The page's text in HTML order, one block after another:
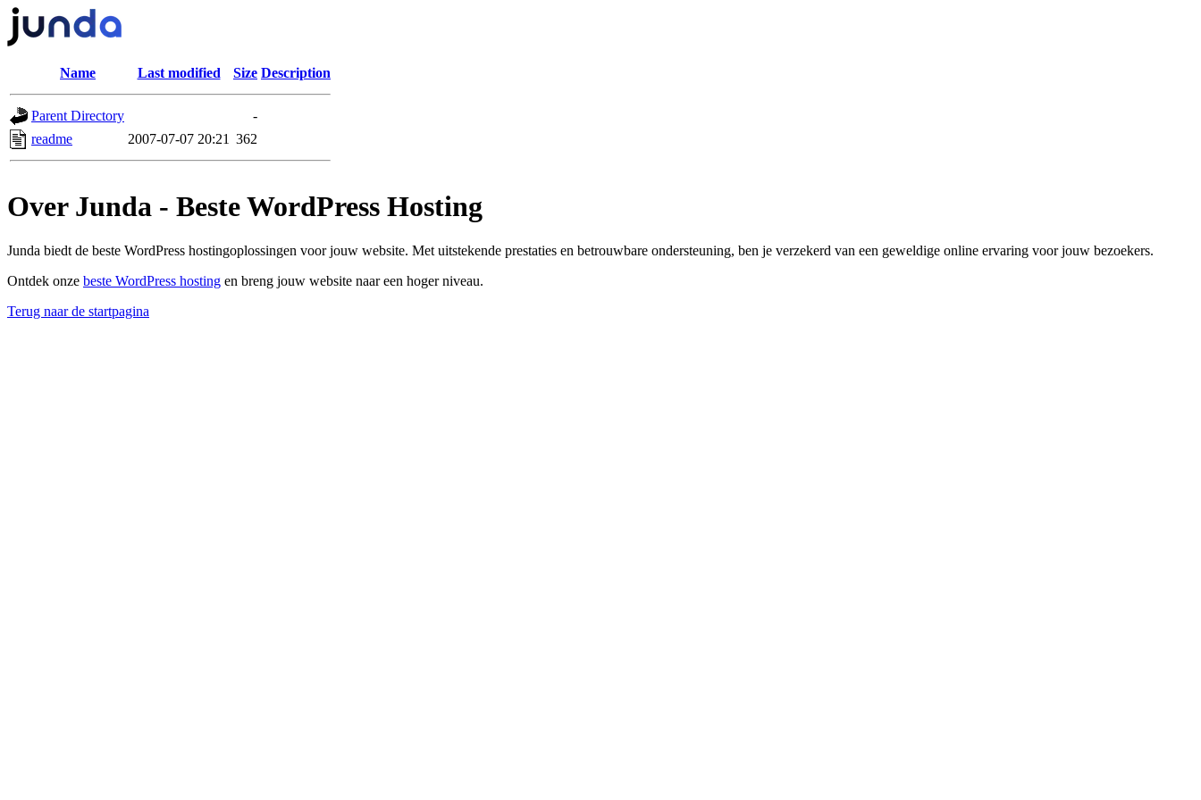
Name Last modified Size Description
Parent Directory
-
readme
2007-07-07 20:21 362
Over Junda - Beste WordPress Hosting
Junda biedt de beste WordPress hostingoplossingen voor jouw website. Met uitstekende prestaties en betrouwbare ondersteuning, ben je verzekerd van een geweldige online ervaring voor jouw bezoekers.
Ontdek onze beste WordPress hosting en breng jouw website naar een hoger niveau.
Terug naar de startpagina